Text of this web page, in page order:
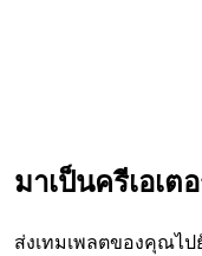
มาเป็นครีเอเต
ส่งเทมเพลตของคุณไป